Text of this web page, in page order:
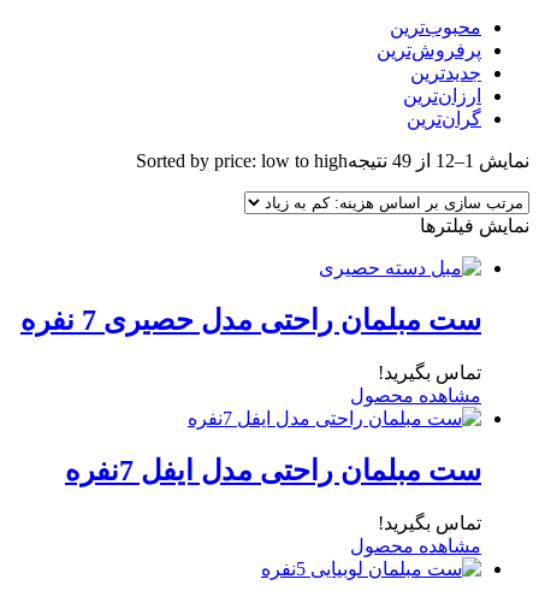
محبوب‌ترین
پرفروش‌ترین
جدیدترین
ارزان‌ترین
گران‌ترین
نمایش 1–12 از 49 نتیجه Sorted by price: low to high
نمایش فیلترها
ست مبلمان راحتی مدل حصیری 7 نفره
تماس بگیرید!
مشاهده محصول
ست مبلمان راحتی مدل ایفل 7نفره
تماس بگیرید!
مشاهده محصول